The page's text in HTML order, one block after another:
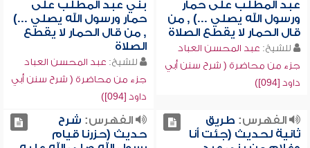
عبد المطلب على حمار
ورسول الله يصلي ...) , من
قال الحمار لا يقطع الصلاة
للشيخ: عبد المحسن العباد
جزء من محاضرة ( شرح سنن أبي
داود [094])
بني عبد المطلب على
حمار ورسول الله يصلي ...)
, من قال الحمار لا يقطع
الصلاة
للشيخ: عبد المحسن العباد
جزء من محاضرة ( شرح سنن أبي
داود [094])
الفهرس: طريق
ثانية لحديث (جئت أنا
الفهرس: شرح
حديث (حزرنا قيام